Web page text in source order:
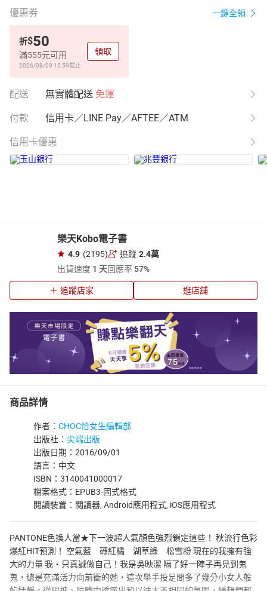
優惠券 一鍵全領
折$50
滿555元可用
2026/08/09 15:59截止
領取
配送 無實體配送 免運
付款 信用卡／LINE Pay／AFTEE／ATM
信用卡優惠
樂天Kobo電子書
4.9 (2195) 追蹤 2.4萬
出貨速度 1 天回應率57%
追蹤店家 逛店舖
商品詳情
作者： CHOC恰女生編輯部
出版社： 尖端出版
出版日期：2016/09/01
語言：中文
ISBN：3140041000017
檔案格式：EPUB3-固式格式
閱讀裝置：閱讀器, Android應用程式, iOS應用程式
PANTONE色換人當★下一波超人氣顏色強烈鎖定這些！ 秋流行色彩
爆紅HIT預測！ 空氣藍 磚紅橘 湖草綠 松雪粉 現在的我擁有強
大的力量 我‧只真誠做自己！我是吳映潔 隔了好一陣子再見到鬼
鬼，總是充滿活力向前衝的她，這次舉手投足間多了幾分小女人般